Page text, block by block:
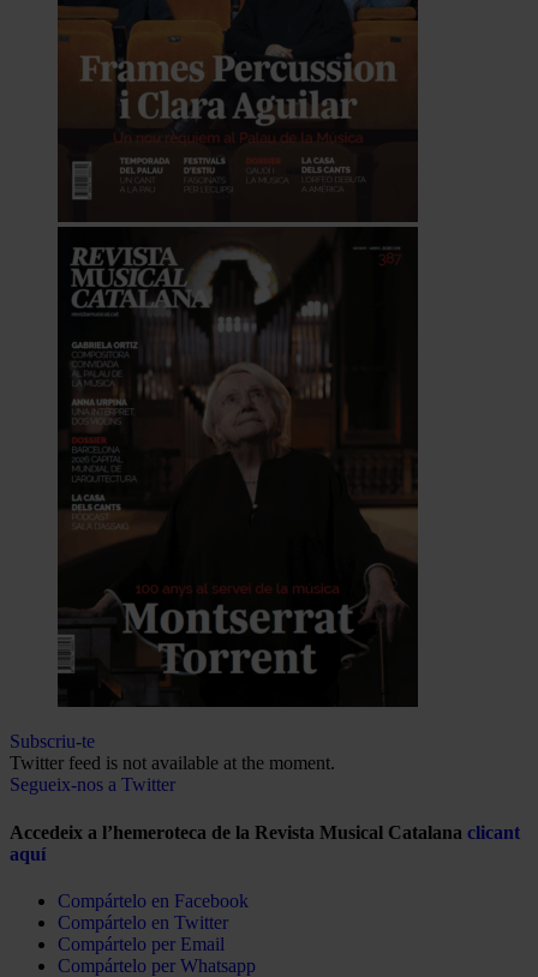
Subscriu-te
Twitter feed is not available at the moment.
Segueix-nos a Twitter
Accedeix a l’hemeroteca de la Revista Musical Catalana clicant
aquí
Compártelo en Facebook
Compártelo en Twitter
Compártelo per Email
Compártelo per Whatsapp